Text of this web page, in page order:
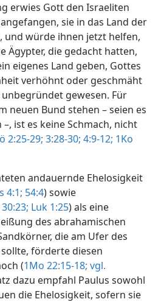
erwies Gott den Israeliten
sie in das Land der
und würde ihnen jetzt helfen,
Ägypter, die gedacht hatten,
eigenes Land geben, Gottes
verhöhnt oder geschmäht
gewesen. Für
neuen Bund stehen – seien es
ist es keine Schmach, nicht
2:25-29; 3:28-30; 4:9-12; 1Ko
andauernde Ehelosigkeit
4:1; 54:4) sowie
Luk 1:25) als eine
des abrahamischen
die am Ufer des
förderte diesen
(1Mo 22:15-18; vgl.
dazu empfahl Paulus sowohl
die Ehelosigkeit, sofern sie